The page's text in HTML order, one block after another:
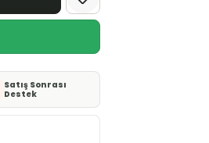
Satış Sonrası
Destek